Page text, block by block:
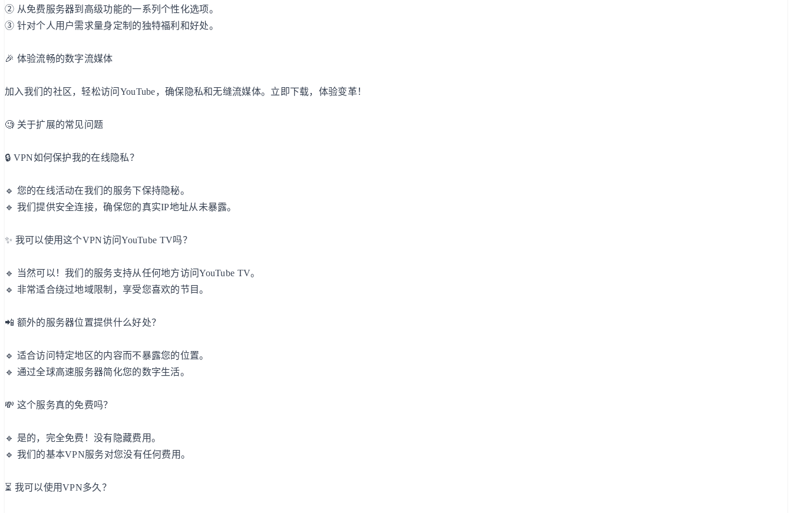
② 从免费服务器到高级功能的一系列个性化选项。
③ 针对个人用户需求量身定制的独特福利和好处。
🎉 体验流畅的数字流媒体
加入我们的社区，轻松访问YouTube，确保隐私和无缝流媒体。立即下载，体验变革！
🧐 关于扩展的常见问题
🔒 VPN如何保护我的在线隐私？
🔹 您的在线活动在我们的服务下保持隐秘。
🔹 我们提供安全连接，确保您的真实IP地址从未暴露。
✨ 我可以使用这个VPN访问YouTube TV吗？
🔹 当然可以！我们的服务支持从任何地方访问YouTube TV。
🔹 非常适合绕过地域限制，享受您喜欢的节目。
📲 额外的服务器位置提供什么好处？
🔹 适合访问特定地区的内容而不暴露您的位置。
🔹 通过全球高速服务器简化您的数字生活。
💸 这个服务真的免费吗？
🔹 是的，完全免费！没有隐藏费用。
🔹 我们的基本VPN服务对您没有任何费用。
⏳ 我可以使用VPN多久？